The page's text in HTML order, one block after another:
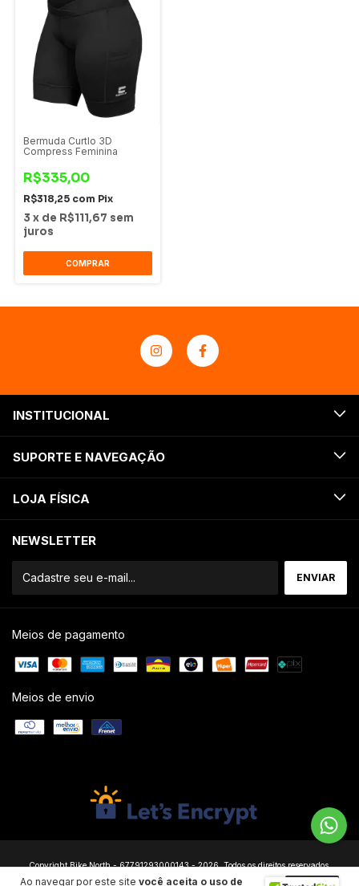
Ao navegar por este site você aceita o uso de
Bermuda Curtlo 3D
Compress Feminina
R$335,00
R$318,25 com Pix
3 x de R$111,67 sem
juros
COMPRAR
INSTITUCIONAL
SUPORTE E NAVEGAÇÃO
LOJA FÍSICA
NEWSLETTER
Meios de pagamento
Meios de envio
Copyright Bike North - 67791293000143 - 2026. Todos os direitos reservados.